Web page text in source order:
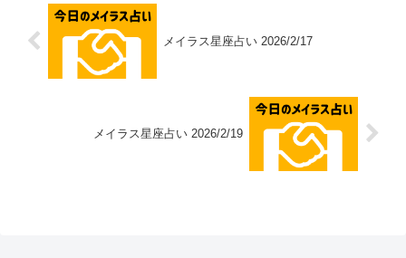
メイラス星座占い 2026/2/17
メイラス星座占い 2026/2/19